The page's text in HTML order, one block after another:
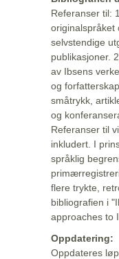
Referanser til:
originalspråket
selvstendige
publikasjoner.
av Ibsens
og
småtrykk,
og
Referanser til
inkludert. I
språklig
flere trykte,
bibliografien i
approaches to
Oppdatering:
Oppdateres